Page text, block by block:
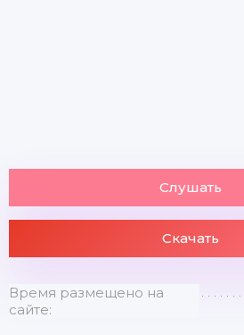
Слушать
Скачать
Время размещено на
сайте: